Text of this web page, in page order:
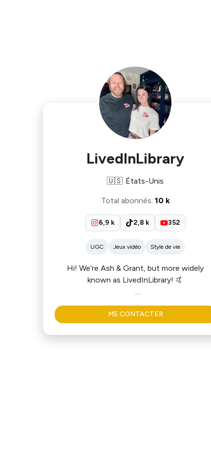
LivedInLibrary
🇺🇸 États-Unis
Total abonnés: 10 k
6,9 k 2,8 k 352
UGC Jeux vidéo Style de vie
Hi! We’re Ash & Grant, but more widely
known as LivedInLibrary! 🤙
We’re a lowkey, high energy married couple
making digital content about a little game
ME CONTACTER